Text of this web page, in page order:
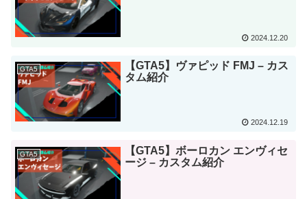
2024.12.20
GTA5
【GTA5】ヴァピッド FMJ – カス
タム紹介
2024.12.19
GTA5
【GTA5】ボーロカン エンヴィセ
ージ – カスタム紹介